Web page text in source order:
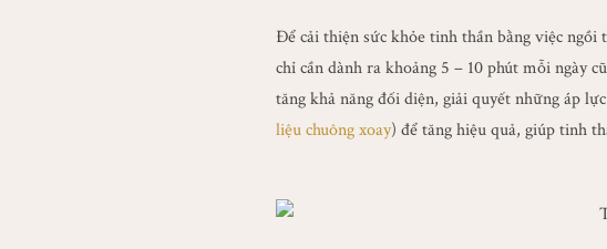
Để cải thiện sức khỏe tinh thần bằng việc ngồi
chỉ cần dành ra khoảng 5 – 10 phút mỗi ngày
tăng khả năng đối diện, giải quyết những áp
liệu chuông xoay) để tăng hiệu quả, giúp tinh